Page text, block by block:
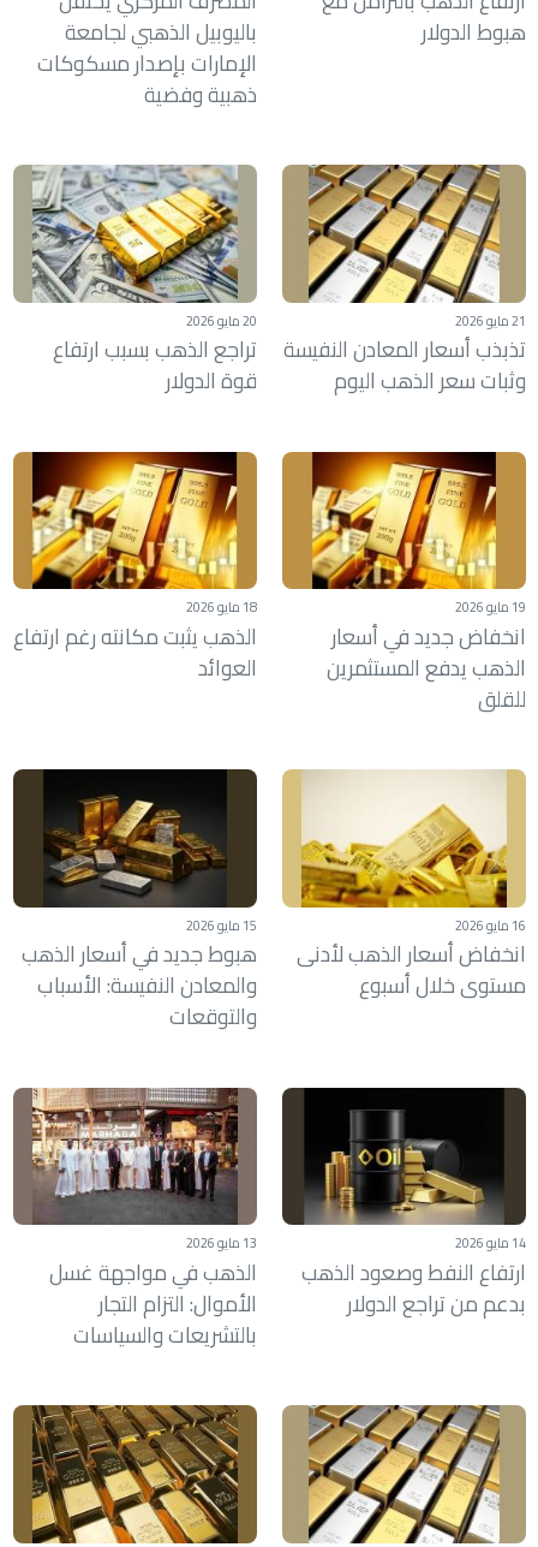
هبوط الدولار باليوبيل الذهبي لجامعة
الإمارات بإصدار مسكوكات
ذهبية وفضية
21 مايو 2026
تذبذب أسعار المعادن النفيسة
وثبات سعر الذهب اليوم
20 مايو 2026
تراجع الذهب بسبب ارتفاع
قوة الدولار
19 مايو 2026
انخفاض جديد في أسعار
الذهب يدفع المستثمرين
للقلق
18 مايو 2026
الذهب يثبت مكانته رغم ارتفاع
العوائد
16 مايو 2026
انخفاض أسعار الذهب لأدنى
مستوى خلال أسبوع
15 مايو 2026
هبوط جديد في أسعار الذهب
والمعادن النفيسة: الأسباب
والتوقعات
14 مايو 2026
ارتفاع النفط وصعود الذهب
بدعم من تراجع الدولار
13 مايو 2026
الذهب في مواجهة غسل
الأموال: التزام التجار
بالتشريعات والسياسات